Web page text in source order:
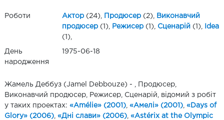
Роботи Актор (24), Продюсер (2),
Виконавчий
продюсер (1), Режисер (1), Сценарій (1),
Idea
(1),
День
народження
1975-06-18
Жамель Деббуз (Jamel Debbouze) - , Продюсер,
Виконавчий продюсер, Режисер, Сценарій, відомий з робіт
у таких проектах: «Amélie» (2001) «Амелі» (2001) «Days of
Glory» (2006) «Дні слави» (2006) «Astérix at the Olympic